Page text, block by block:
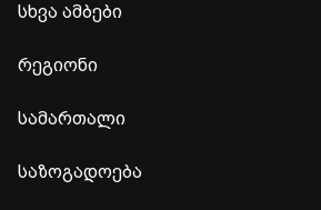
სხვა ამბები
რეგიონი
სამართალი
საზოგადოება